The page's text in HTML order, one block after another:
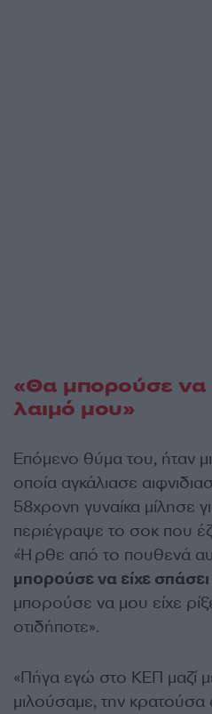
«Θα μπορούσε να
λαιμό μου»
Επόμενο θύμα του, ήταν
οποία αγκάλιασε
58χρονη γυναίκα μίλησε
περιέγραψε το σοκ που
«Ήρθε από το πουθενά
μπορούσε να είχε
μπορούσε να μου είχε
οτιδήποτε».
«Πήγα εγώ στο ΚΕΠ μαζί
μιλούσαμε, την κρατούσα